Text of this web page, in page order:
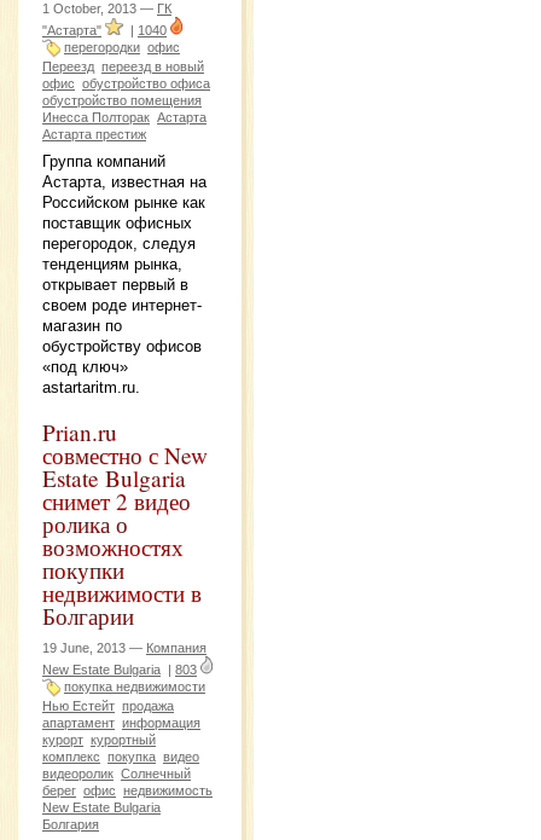
1 October, 2013 — ГК
"Астарта"
1040
перегородки офис
Переезд переезд в новый
офис обустройство офиса
обустройство помещения
Инесса Полторак Астарта
Астарта престиж
Группа компаний
Астарта, известная на
Российском рынке как
поставщик офисных
перегородок, следуя
тенденциям рынка,
открывает первый в
своем роде интернет-
магазин по
обустройству офисов
«под ключ»
astartaritm.ru.
Prian.ru
совместно с New
Estate Bulgaria
снимет 2 видео
ролика о
возможностях
покупки
недвижимости в
Болгарии
19 June, 2013 — Компания
New Estate Bulgaria | 803
покупка недвижимости
Нью Естейт продажа
апартамент информация
курорт курортный
комплекс покупка видео
видеоролик Солнечный
берег офис недвижимость
New Estate Bulgaria
Болгария